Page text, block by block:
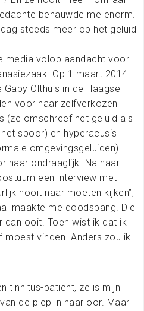
benauwde me enorm.
steeds meer op het geluid
media volop aandacht voor
Op 1 maart 2014
Olthuis in de Haagse
voor haar zelfverkozen
(ze omschreef het geluid als
spoor) en hyperacusis
omgevingsgeluiden).
haar ondraaglijk. Na haar
een interview met
nooit naar moeten kijken”,
maakte me doodsbang. Die
dan ooit. Toen wist ik dat ik
vinden. Anders zou ik
tinnitus-patiënt, ze is mijn
de piep in haar oor. Maar